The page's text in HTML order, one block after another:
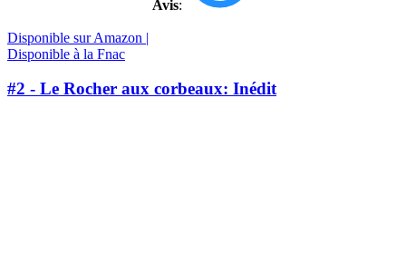
Avis:
Disponible sur Amazon |
Disponible à la Fnac
#2 - Le Rocher aux corbeaux: Inédit